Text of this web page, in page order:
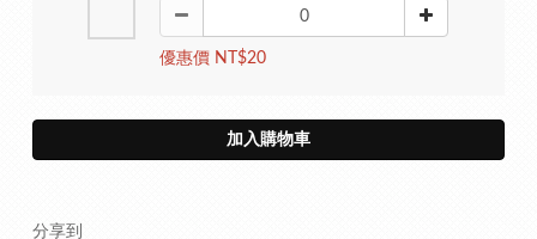
優惠價 NT$20
加入購物車
分享到